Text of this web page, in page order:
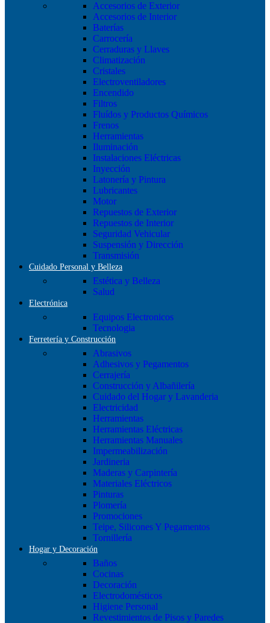
Accesorios de Exterior
Accesorios de Interior
Baterías
Carrocería
Cerraduras y Llaves
Climatización
Cristales
Electroventiladores
Encendido
Filtros
Fluídos y Productos Químicos
Frenos
Herramientas
Iluminación
Instalaciones Eléctricas
Inyección
Latonería y Pintura
Lubricantes
Motor
Repuestos de Exterior
Repuestos de Interior
Seguridad Vehicular
Suspensión y Dirección
Transmisión
Cuidado Personal y Belleza
Estética y Belleza
Salud
Electrónica
Equipos Electronicos
Tecnologia
Ferretería y Construcción
Abrasivos
Adhesivos y Pegamentos
Cerrajería
Construcción y Albañilería
Cuidado del Hogar y Lavanderia
Electricidad
Herramientas
Herramientas Eléctricas
Herramientas Manuales
Impermeabilización
Jardineria
Maderas y Carpintería
Materiales Eléctricos
Pinturas
Plomería
Promociones
Teipe, Silicones Y Pegamentos
Tornillería
Hogar y Decoración
Baños
Cocinas
Decoración
Electrodomésticos
Higiene Personal
Revestimientos de Pisos y Paredes